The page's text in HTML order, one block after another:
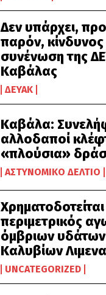
Δεν υπάρχει,
παρόν, κίνδυνος
συνένωση της
Καβάλας
ΔΕΥΑΚ
Καβάλα:
αλλοδαποί
«πλούσια»
ΑΣΤΥΝΟΜΙΚΌ ΔΕΛΤΊΟ
περιμετρικός
όμβριων υδάτων
Καλυβίων
UNCATEGORIZED